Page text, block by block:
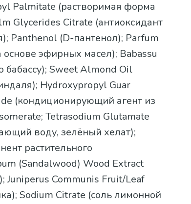
Palmitate (растворимая форма
Glycerides Citrate (антиоксидант
Panthenol (D-пантенол); Parfum
эфирных масел); Babassu
Sweet Almond Oil
Hydroxypropyl Guar
(кондиционирующий агент из
Tetrasodium Glutamate
воду, зелёный хелат);
растительного
(Sandalwood) Wood Extract
Juniperus Communis Fruit/Leaf
Sodium Citrate (соль лимонной